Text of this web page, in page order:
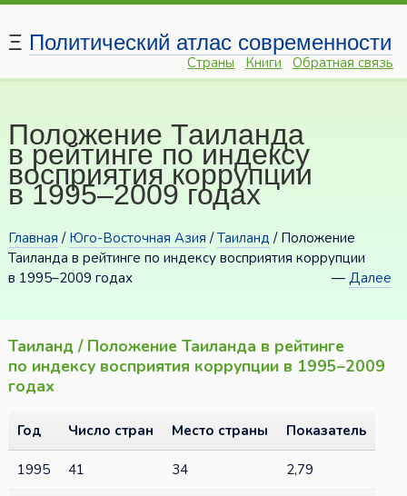
Ξ Политический атлас современности
Страны Книги Обратная связь
Положение Таиланда
в рейтинге по индексу
восприятия коррупции
в 1995–2009 годах
Главная / Юго-Восточная Азия /Таиланд / Положение
Таиланда в рейтинге по индексу восприятия коррупции
в 1995–2009 годах
—Далее
Таиланд / Положение Таиланда в рейтинге
по индексу восприятия коррупции в 1995–2009
годах
Год Число стран Место страны Показатель
1995 41 34 2,79